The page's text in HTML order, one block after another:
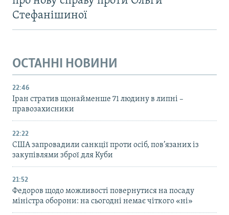
Стефанішиної
ОСТАННІ НОВИНИ
22:46
Іран стратив щонайменше 71 людину в липні –
правозахисники
22:22
США запровадили санкції проти осіб, пов’язаних із
закупівлями зброї для Куби
21:52
Федоров щодо можливості повернутися на посаду
міністра оборони: на сьогодні немає чіткого «ні»